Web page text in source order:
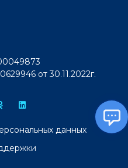
от 30.11.2022г.
данных